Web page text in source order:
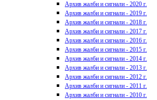
Архив жалби и сигнали - 2020 г.
Архив жалби и сигнали - 2019 г.
Архив жалби и сигнали - 2018 г.
Архив жалби и сигнали - 2017 г.
Архив жалби и сигнали - 2016 г.
Архив жалби и сигнали - 2015 г.
Архив жалби и сигнали - 2014 г.
Архив жалби и сигнали - 2013 г.
Архив жалби и сигнали - 2012 г.
Архив жалби и сигнали - 2011 г.
Архив жалби и сигнали - 2010 г.